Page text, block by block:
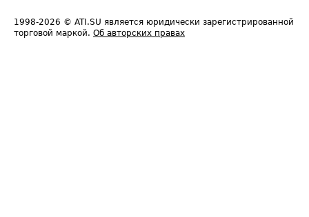
1998-2026 © ATI.SU является юридически зарегистрированной
торговой маркой. Об авторских правах